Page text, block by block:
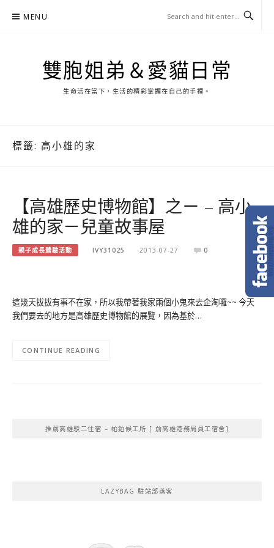
MENU
雙胞姐弟＆愛貓日常
生命活在當下，生活的精彩掌握在自己的手裡。
標籤: 高小雄的家
【高雄歷史博物館】之ㄧ – 高小
雄的家－兒童故事屋
親子成長體驗活動 IVY31025 2013-07-27 0
這幾天拔拔有事不在家，所以我帶著我家兩個小鬼來去企淘囉~~ 今天
我們要去的地方是高雄歷史博物館的展覽，因為基於…
CONTINUE READING
推薦高雄駁二住宿 – 帕鉑候工所 [ 前高雄港務局員工宿舍]
LAZYBAG 駐站部落客